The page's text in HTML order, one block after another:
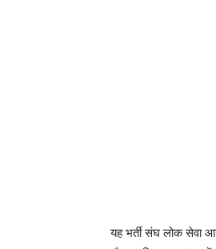
यह भर्ती संघ लोक सेवा